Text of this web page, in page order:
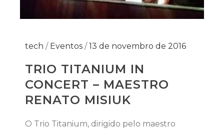
tech / Eventos / 13 de novembro de 2016
TRIO TITANIUM IN
CONCERT – MAESTRO
RENATO MISIUK
O Trio Titanium, dirigido pelo maestro